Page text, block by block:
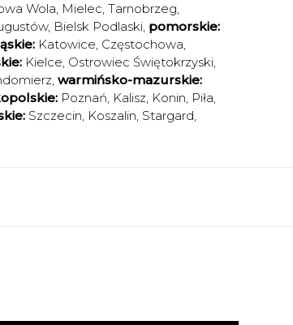
Wola, Mielec, Tarnobrzeg,
, Bielsk Podlaski, pomorskie:
Katowice, Częstochowa,
Kielce, Ostrowiec Świętokrzyski,
, warmińsko-mazurskie:
Poznań, Kalisz, Konin, Piła,
Szczecin, Koszalin, Stargard,